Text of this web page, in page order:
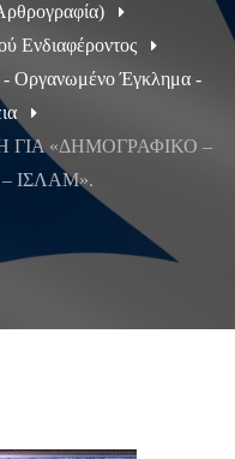
Ενδιαφέροντος
- Οργανωμένο Έγκλημα -
ΓΙΑ «ΔΗΜΟΓΡΑΦΙΚΟ –
ΙΣΛΑΜ».